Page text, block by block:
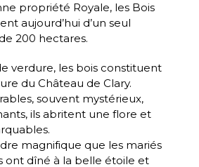
propriété Royale, les Bois
aujourd’hui d’un seul
200 hectares.
verdure, les bois constituent
du Château de Clary.
souvent mystérieux,
ils abritent une flore et
magnifique que les mariés
ont dîné à la belle étoile et